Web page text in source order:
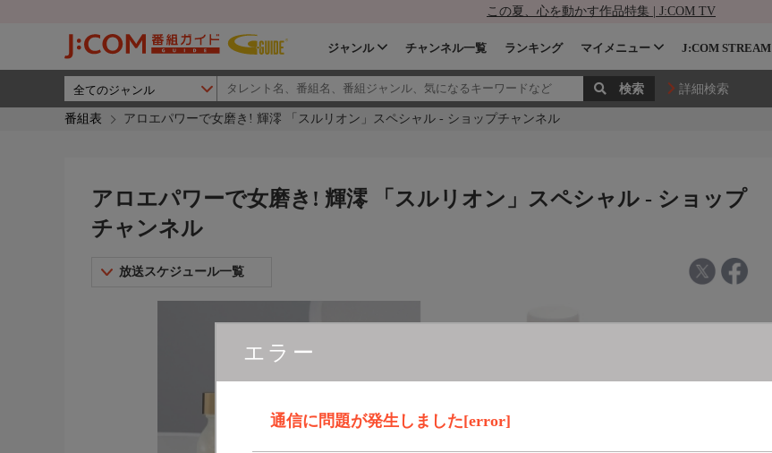
この夏、心を動かす作品特集 | J:COM TV
ジャンル チャンネル一覧 ランキング マイメニュー J:COM STREAM
詳細検索
番組表 アロエパワーで女磨き! 輝澪 「スルリオン」スペシャル - ショップチャンネル
エラー
通信に問題が発生しました[error]
アロエパワーで女磨き! 輝澪 「スルリオン」スペシャル - ショップ
チャンネル
放送スケジュール一覧